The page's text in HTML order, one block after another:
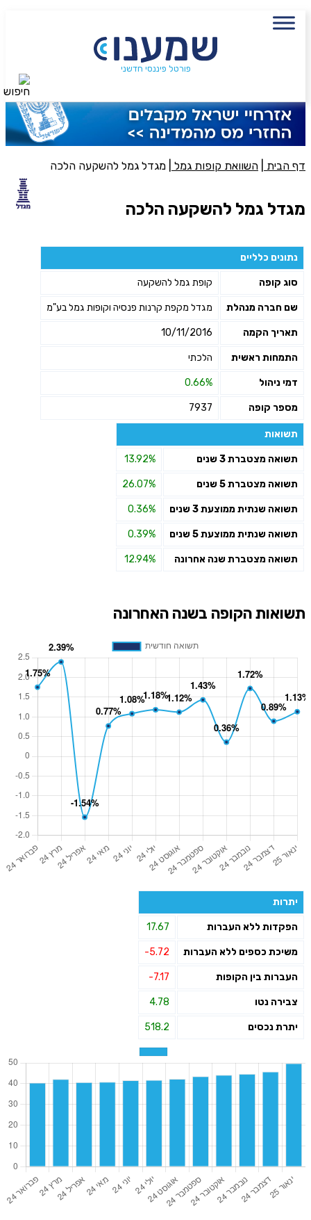
פורטל פיננסי חדשני
דף הבית השוואת קופות גמל מגדל גמל להשקעה הלכה
מגדל גמל להשקעה הלכה
נתונים כלליים
סוג קופה קופת גמל להשקעה
שם חברה מנהלת מגדל מקפת קרנות פנסיה וקופות גמל בע"מ
תאריך הקמה 10/11/2016
התמחות ראשית הלכתי
דמי ניהול 0.66%
מספר קופה 7937
תשואות
תשואה מצטברת 3 שנים 13.92%
תשואה מצטברת 5 שנים 26.07%
תשואה שנתית ממוצעת 3 שנים 0.36%
תשואה שנתית ממוצעת 5 שנים 0.39%
תשואה מצטברת שנה אחרונה 12.94%
תשואות הקופה בשנה האחרונה
יתרות
הפקדות ללא העברות 17.67
משיכת כספים ללא העברות -5.72
העברות בין הקופות -7.17
צבירה נטו 4.78
יתרת נכסים 518.2
שם מלא
פעולה נדרשת
סכום חיסכון בקרן
אני מאשר את תנאיי השימוש והפרטיות של האתר
מאשר כי פרטיי ישמשו לקבלת פניות והצעות שיווקיות למוצרים
פנסיוניים\ביטוח באמצעות טלפון, מייל או SMS מאיתנו או צד שלישי
שליחה
חיפוש